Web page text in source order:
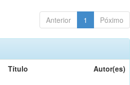
Anterior 1 Póximo
Título Autor(es)